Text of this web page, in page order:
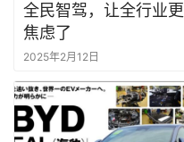
全民智驾，让全行业更
焦虑了
2025年2月12日